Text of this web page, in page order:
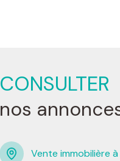
CONSULTER
nos
Vente immobilière